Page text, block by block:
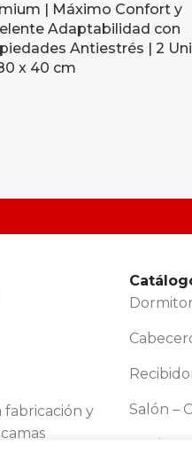
| Máximo Confort y
Adaptabilidad con
Antiestrés | 2
x 40 cm
fabricación y
Salón –
Oficina